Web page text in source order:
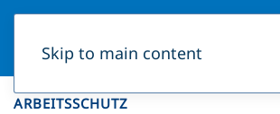
Skip to main content
ARBEITSSCHUTZ